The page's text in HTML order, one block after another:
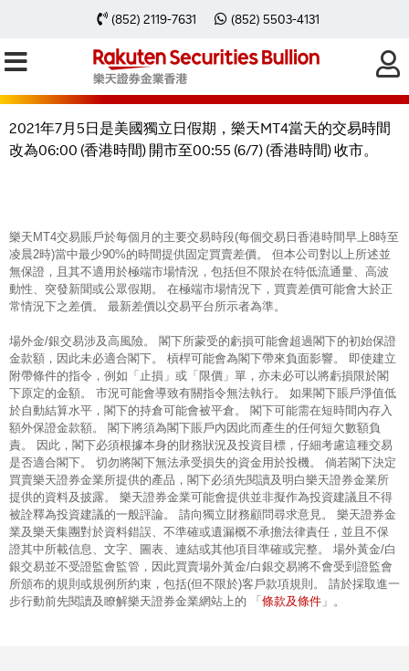
(852) 2119-7631 (852) 5503-4131
2021年7月5日樂天MT4交易時間因美
國獨立日假期有所轉變
2021年7月5日是美國獨立日假期，樂天MT4當天的交易時間
改為06:00 (香港時間) 開市至00:55 (6/7) (香港時間) 收市。
樂天MT4交易賬戶於每個月的主要交易時段(每個交易日香港時間早上8時至
凌晨2時)當中最少90%的時間提供固定買賣差價。 但本公司對以上所述並
無保證，且其不適用於極端市場情況，包括但不限於在特低流通量、高波
動性、突發新聞或公眾假期。 在極端市場情況下，買賣差價可能會大於正
常情況下之差價。 最新差價以交易平台所示者為準。
場外金/銀交易涉及高風險。 閣下所蒙受的虧損可能會超過閣下的初始保證
金款額，因此未必適合閣下。 槓桿可能會為閣下帶來負面影響。 即使建立
附帶條件的指令，例如「止損」或「限價」單，亦未必可以將虧損限於閣
下原定的金額。 市況可能會導致有關指令無法執行。 如果閣下賬戶淨值低
於自動結算水平，閣下的持倉可能會被平倉。 閣下可能需在短時間內存入
額外保證金款額。 閣下將須為閣下賬戶內因此而產生的任何短欠數額負
責。 因此，閣下必須根據本身的財務狀況及投資目標，仔細考慮這種交易
是否適合閣下。 切勿將閣下無法承受損失的資金用於投機。 倘若閣下決定
買賣樂天證券金業所提供的產品，閣下必須先閱讀及明白樂天證券金業所
提供的資料及披露。 樂天證券金業可能會提供並非擬作為投資建議且不得
被詮釋為投資建議的一般評論。 請向獨立財務顧問尋求意見。 樂天證券金
業及樂天集團對於資料錯誤、不準確或遺漏概不承擔法律責任，並且不保
證其中所載信息、文字、圖表、連結或其他項目準確或完整。 場外黃金/白
銀交易並不受證監會監管，因此買賣場外黃金/白銀交易將不會受到證監會
所頒布的規則或規例所約束，包括(但不限於)客戶款項規則。 請於採取進一
步行動前先閱讀及瞭解樂天證券金業網站上的 「 條款及條件 」。